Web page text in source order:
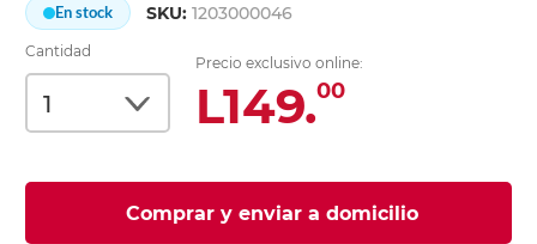
En stock SKU:1203000046
Cantidad
Precio exclusivo online:
L149.00
Comprar y enviar a domicilio